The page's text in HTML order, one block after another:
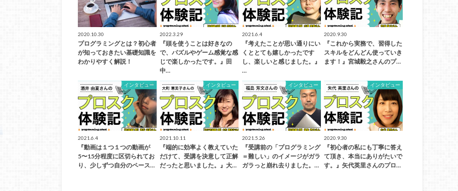
2020.10.30
プログラミングとは？初心者
が知っておきたい基礎知識を
わかりやすく解説！
2022.3.29
『頭を使うことは好きなの
で、パズルやゲーム感覚な感
じで楽しかったです。』田
中…
2021.6.4
『考えたことが思い通りにい
くととても嬉しかったです
し、楽しいと感じました。』
…
2020.9.30
『これから実務で、習得した
スキルをどんどん使っていき
ます！』宮城毅之さんのプ…
インタビュー
2021.6.4
『動画は１つ１つの動画が
5〜15分程度に区切られてお
り、少しずつ自分のペース…
インタビュー
2021.10.11
『端的に効率よく教えていた
だけて、受講を決意して正解
だったと思いました。』大…
インタビュー
2021.5.26
『受講前の「プログラミング
＝難しい」のイメージがガラ
ガラっと崩れ去りました。…
インタビュー
2020.9.30
『初心者の私にも丁寧に答え
て頂き、本当にありがたいで
す。』矢代英里さんのプロ…